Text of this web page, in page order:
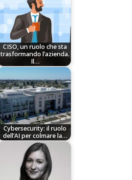
CISO, un ruolo che sta
trasformando l’azienda.
Il…
Cybersecurity: il ruolo
dell’AI per colmare la…